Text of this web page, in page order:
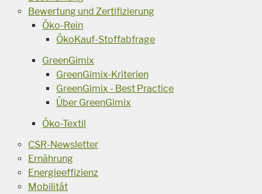
Bewertung und Zertifizierung
Öko-Rein
ÖkoKauf-Stoffabfrage
GreenGimix
GreenGimix-Kriterien
GreenGimix - Best Practice
Über GreenGimix
Öko-Textil
CSR-Newsletter
Ernährung
Energieeffizienz
Mobilität